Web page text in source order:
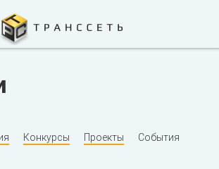
Конкурсы Проекты События